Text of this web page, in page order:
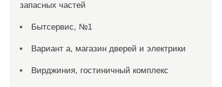
запасных частей
Бытсервис, №1
Вариант а, магазин дверей и электрики
Вирджиния, гостиничный комплекс